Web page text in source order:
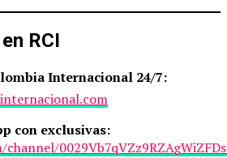
RCI
Internacional 24/7:
con exclusivas: